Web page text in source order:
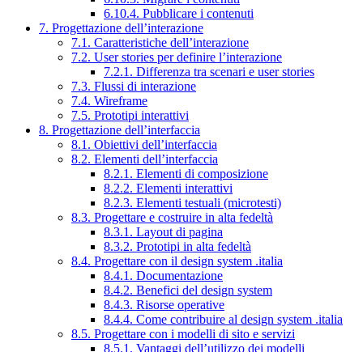
6.10.4. Pubblicare i contenuti
7. Progettazione dell’interazione
7.1. Caratteristiche dell’interazione
7.2. User stories per definire l’interazione
7.2.1. Differenza tra scenari e user stories
7.3. Flussi di interazione
7.4. Wireframe
7.5. Prototipi interattivi
8. Progettazione dell’interfaccia
8.1. Obiettivi dell’interfaccia
8.2. Elementi dell’interfaccia
8.2.1. Elementi di composizione
8.2.2. Elementi interattivi
8.2.3. Elementi testuali (microtesti)
8.3. Progettare e costruire in alta fedeltà
8.3.1. Layout di pagina
8.3.2. Prototipi in alta fedeltà
8.4. Progettare con il design system .italia
8.4.1. Documentazione
8.4.2. Benefici del design system
8.4.3. Risorse operative
8.4.4. Come contribuire al design system .italia
8.5. Progettare con i modelli di sito e servizi
8.5.1. Vantaggi dell’utilizzo dei modelli